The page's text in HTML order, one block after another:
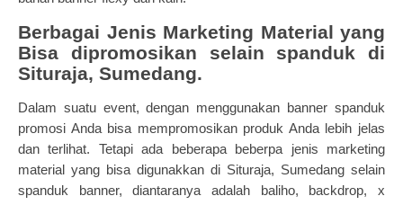
Berbagai Jenis Marketing Material yang
Bisa dipromosikan selain spanduk di
Situraja, Sumedang.
Dalam suatu event, dengan menggunakan banner spanduk
promosi Anda bisa mempromosikan produk Anda lebih jelas
dan terlihat. Tetapi ada beberapa beberpa jenis marketing
material yang bisa digunakkan di Situraja, Sumedang selain
spanduk banner, diantaranya adalah baliho, backdrop, x